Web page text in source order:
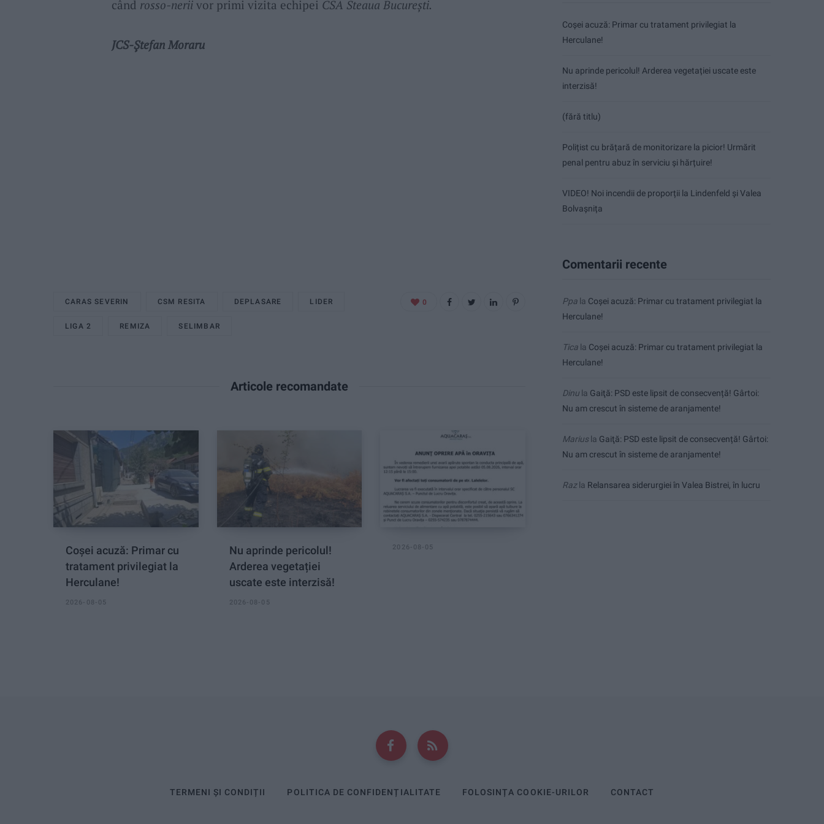
când rosso-neriivor primi vizita echipei CSA Steaua București.
JCS-Ștefan Moraru
CARAS SEVERIN CSM RESITA DEPLASARE LIDER
LIGA 2 REMIZA SELIMBAR
0
Articole recomandate
Coșei acuză: Primar cu
tratament privilegiat la
Herculane!
2026-08-05
Nu aprinde pericolul!
Arderea vegetației
uscate este interzisă!
2026-08-05
2026-08-05
Coșei acuză: Primar cu tratament privilegiat la
Herculane!
Nu aprinde pericolul! Arderea vegetației uscate este
interzisă!
(fără titlu)
Polițist cu brățară de monitorizare la picior! Urmărit
penal pentru abuz în serviciu și hărțuire!
VIDEO! Noi incendii de proporții la Lindenfeld și Valea
Bolvașnița
Comentarii recente
Ppa la Coșei acuză: Primar cu tratament privilegiat la
Herculane!
Tica la Coșei acuză: Primar cu tratament privilegiat la
Herculane!
Dinu la Gaiţă: PSD este lipsit de consecvență! Gârtoi:
Nu am crescut în sisteme de aranjamente!
Mariusla Gaiţă: PSD este lipsit de consecvență! Gârtoi:
Nu am crescut în sisteme de aranjamente!
Razla Relansarea siderurgiei în Valea Bistrei, în lucru
TERMENI ȘI CONDIȚII POLITICA DE CONFIDENȚIALITATE FOLOSINȚA COOKIE-URILOR CONTACT